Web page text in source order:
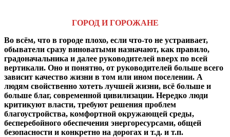
ГОРОД И ГОРОЖАНЕ
Во всём, что в городе плохо, если что-то не устраивает,
обыватели сразу виноватыми назначают, как правило,
градоначальника и далее руководителей вверх по всей
вертикали. Оно и понятно, от руководителей больше всего
зависит качество жизни в том или ином поселении. А
людям свойственно хотеть лучшей жизни, всё больше и
больше благ, современной цивилизации. Нередко люди
критикуют власти, требуют решения проблем
благоустройства, комфортной окружающей среды,
бесперебойного обеспечения энергоресурсами, общей
безопасности и конкретно на дорогах и т.д. и т.п.